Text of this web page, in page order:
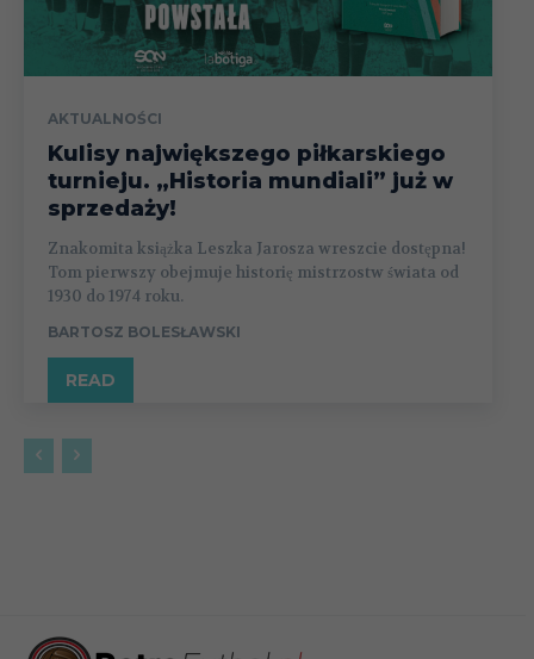
AKTUALNOŚCI
Kulisy największego piłkarskiego
turnieju. „Historia mundiali” już w
sprzedaży!
Znakomita książka Leszka Jarosza wreszcie dostępna!
Tom pierwszy obejmuje historię mistrzostw świata od
1930 do 1974 roku.
BARTOSZ BOLESŁAWSKI
READ